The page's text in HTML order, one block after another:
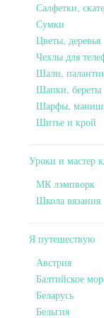
Салфетки,
Сумки
Цветы, деревья
Чехлы для
Шали,
Шапки, береты
Шарфы,
Шитье и крой
Уроки и мастер
МК лэмпворк
Школа вязания
Я путешествую
Австрия
Балтийское
Беларусь
Бельгия